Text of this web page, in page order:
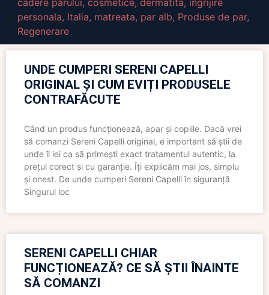
cadere parului, cosmetice, dermatita, ingrijire
personala, Italia, matreata, par alb, Produse de par,
Regenerare
UNDE CUMPERI SERENI CAPELLI
ORIGINAL ȘI CUM EVIȚI PRODUSELE
CONTRAFĂCUTE
Când un produs funcționează, apar și copiile. Dacă vrei
să comanzi Sereni Capelli original, e important să știi de
unde îl iei ca să primești exact tratamentul autentic, la
prețul corect și cu garanție. Îți explicăm mai jos, simplu
și onest. De unde cumperi Sereni Capelli în siguranță
Singurul loc
SERENI CAPELLI CHIAR
FUNCȚIONEAZĂ? CE SĂ ȘTII ÎNAINTE
SĂ COMANZI